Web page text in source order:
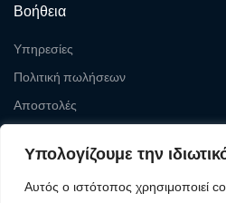
Υπολογίζουμε την
Αυτός ο ιστότοπος χρησιμοποιεί
Βοήθεια
Υπηρεσίες
Πολιτική πωλήσεων
Αποστολές